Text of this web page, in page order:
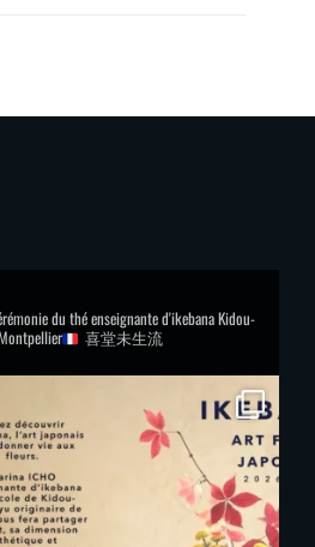
du théenseignante d'ikebana Kidou-
喜堂未生流